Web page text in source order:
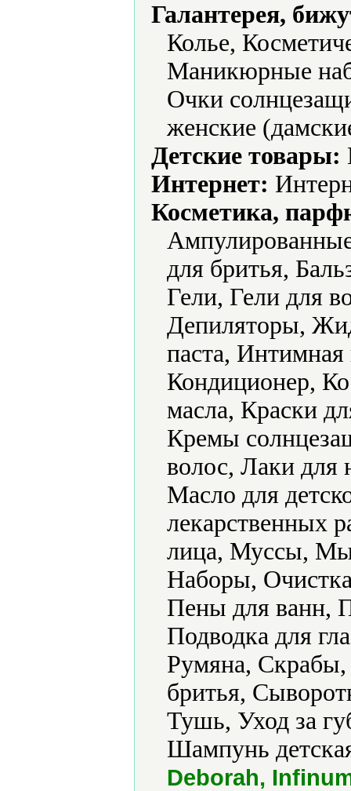
Галантерея,
Колье,
Маникюрные
Очки
женские
Детские товары:
Интернет:
Косметика,
для бритья,
Гели, Гели для
Депиляторы,
паста,
Кондиционер,
масла, Краски
Кремы
волос, Лаки для
Масло для
лекарственных
лица, Муссы,
Наборы,
Пены для ванн,
Подводка для
Румяна, Скрабы,
бритья,
Тушь, Уход за
Шампунь
Deborah,